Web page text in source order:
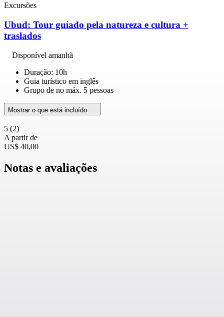
Excursões
Ubud: Tour guiado pela natureza e cultura +
traslados
Disponível amanhã
Duração: 10h
Guia turístico em inglês
Grupo de no máx. 5 pessoas
Mostrar o que está incluído
5 (2)
A partir de
US$ 40,00
Notas e avaliações